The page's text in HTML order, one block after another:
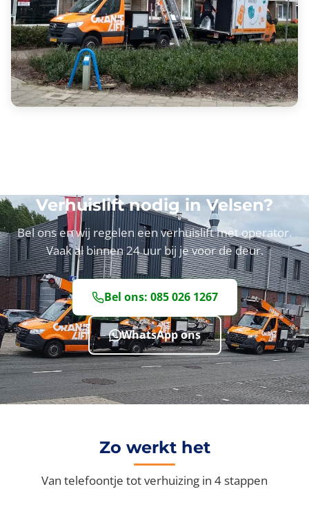
Verhuislift nodig in Velsen?
Bel ons en wij regelen een verhuislift met operator.
Vaak al binnen 24 uur bij je voor de deur.
Bel ons: 085 026 1267
WhatsApp ons
Zo werkt het
Van telefoontje tot verhuizing in 4 stappen